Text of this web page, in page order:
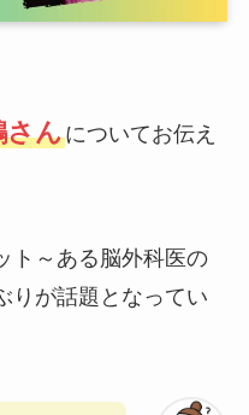
さんについてお伝え
ト～ある脳外科医の
りが話題となってい